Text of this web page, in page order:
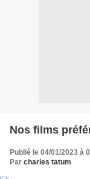
Nos films
Publié le 04/01/2023 à
Par charles tatum